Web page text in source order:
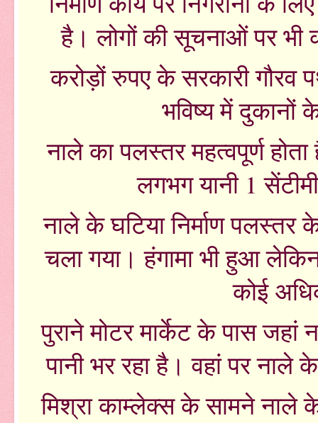
है। लोगों की सूचनाओं पर भी
करोड़ों रुपए के सरकारी गौरव
भविष्य में दुकानों
नाले का पलस्तर महत्वपूर्ण
लगभग यानी 1
नाले के घटिया निर्माण पलस्तर
चला गया। हंगामा भी हुआ
कोई
पुराने मोटर मार्केट के पास जहां
पानी भर रहा है। वहां पर नाले
मिश्रा काम्लेक्स के सामने नाले